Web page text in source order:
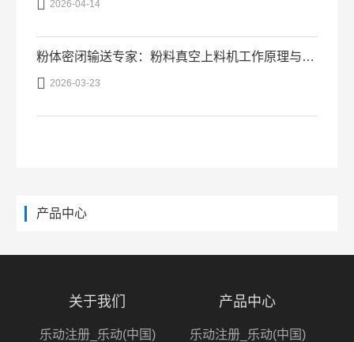
2026-04-14
粉体密闭输送专家：粉料真空上料机工作原理与优势
 2026-03-23
产品中心
关于我们
乐动注册_乐动(中国)
产品中心
乐动注册_乐动(中国)